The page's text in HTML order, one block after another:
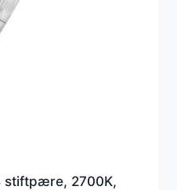
stiftpære, 2700K,